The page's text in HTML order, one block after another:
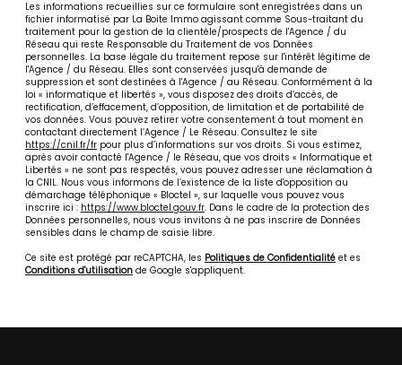
Les informations recueillies sur ce formulaire sont enregistrées dans un
fichier informatisé par La Boite Immo agissant comme Sous-traitant du
traitement pour la gestion de la clientèle/prospects de l'Agence / du
Réseau qui reste Responsable du Traitement de vos Données
personnelles. La base légale du traitement repose sur l'intérêt légitime de
l'Agence / du Réseau. Elles sont conservées jusqu'à demande de
suppression et sont destinées à l'Agence / au Réseau. Conformément à la
loi « informatique et libertés », vous disposez des droits d’accès, de
rectification, d’effacement, d’opposition, de limitation et de portabilité de
vos données. Vous pouvez retirer votre consentement à tout moment en
contactant directement l’Agence / Le Réseau. Consultez le site
https://cnil.fr/fr pour plus d’informations sur vos droits. Si vous estimez,
après avoir contacté l'Agence / le Réseau, que vos droits « Informatique et
Libertés » ne sont pas respectés, vous pouvez adresser une réclamation à
la CNIL. Nous vous informons de l’existence de la liste d'opposition au
démarchage téléphonique « Bloctel », sur laquelle vous pouvez vous
inscrire ici : https://www.bloctel.gouv.fr. Dans le cadre de la protection des
Données personnelles, nous vous invitons à ne pas inscrire de Données
sensibles dans le champ de saisie libre.
Ce site est protégé par reCAPTCHA, les Politiques de Confidentialité et es
Conditions d'utilisation de Google s'appliquent.